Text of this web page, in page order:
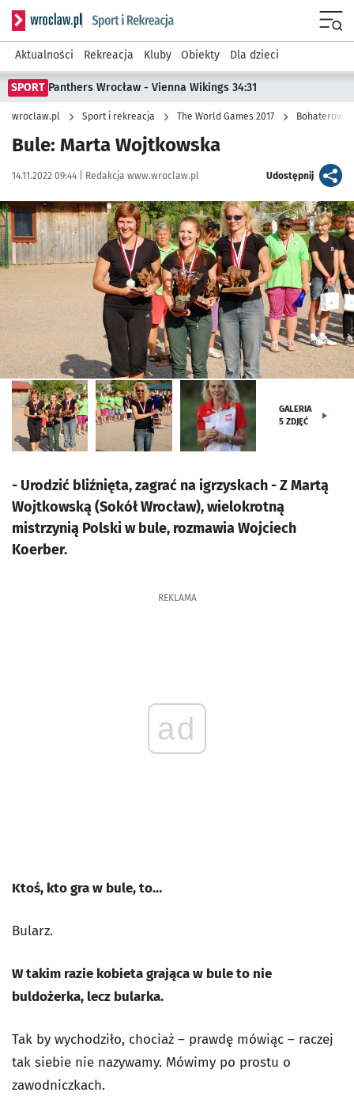
Serwis informacyjny wroclaw.pl podserwis: Sport i rekreacja
Aktualności Rekreacja Kluby Obiekty Dla dzieci
SPORT Panthers Wrocław - Vienna Wikings 34:31
wroclaw.pl Sport i rekreacja The World Games 2017 Bohaterowie
Bule: Marta Wojtkowska
Data publikacji:
14.11.2022 09:44 | Autor:
Redakcja www.wroclaw.pl Udostępnijartykuł
Kliknij, aby zobaczyć galerię
Kliknij, aby powiększyć
GALERIA
5 ZDJĘĆ
- Urodzić bliźnięta, zagrać na igrzyskach - Z Martą
Wojtkowską (Sokół Wrocław), wielokrotną
mistrzynią Polski w bule, rozmawia Wojciech
Koerber.
REKLAMA
ad
Ktoś, kto gra w bule, to…
Bularz.
W takim razie kobieta grająca w bule to nie
buldożerka, lecz bularka.
Tak by wychodziło, chociaż – prawdę mówiąc – raczej
tak siebie nie nazywamy. Mówimy po prostu o
zawodniczkach.